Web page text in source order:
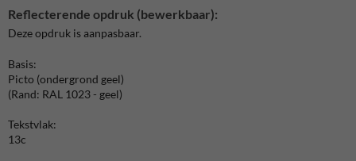
Reflecterende opdruk (bewerkbaar):
Deze opdruk is aanpasbaar.
Basis:
Picto (ondergrond geel)
(Rand: RAL 1023 - geel)
Tekstvlak:
13c